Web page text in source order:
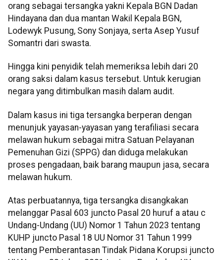
orang sebagai tersangka yakni Kepala BGN Dadan
Hindayana dan dua mantan Wakil Kepala BGN,
Lodewyk Pusung, Sony Sonjaya, serta Asep Yusuf
Somantri dari swasta.
Hingga kini penyidik telah memeriksa lebih dari 20
orang saksi dalam kasus tersebut. Untuk kerugian
negara yang ditimbulkan masih dalam audit.
Dalam kasus ini tiga tersangka berperan dengan
menunjuk yayasan-yayasan yang terafiliasi secara
melawan hukum sebagai mitra Satuan Pelayanan
Pemenuhan Gizi (SPPG) dan diduga melakukan
proses pengadaan, baik barang maupun jasa, secara
melawan hukum.
Atas perbuatannya, tiga tersangka disangkakan
melanggar Pasal 603 juncto Pasal 20 huruf a atau c
Undang-Undang (UU) Nomor 1 Tahun 2023 tentang
KUHP juncto Pasal 18 UU Nomor 31 Tahun 1999
tentang Pemberantasan Tindak Pidana Korupsi juncto